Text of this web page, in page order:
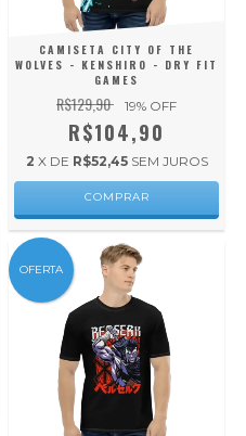
CAMISETA CITY OF THE
WOLVES - KENSHIRO - DRY FIT
GAMES
R$129,90 19% OFF
R$104,90
2 X DE R$52,45 SEM JUROS
COMPRAR
OFERTA